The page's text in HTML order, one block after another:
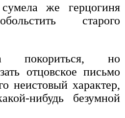
же герцогиня
старого
покориться, но
отцовское письмо
неистовый характер,
нибудь безумной